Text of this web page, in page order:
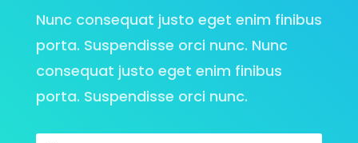
Nunc consequat justo eget enim finibus
porta. Suspendisse orci nunc. Nunc
consequat justo eget enim finibus
porta. Suspendisse orci nunc.